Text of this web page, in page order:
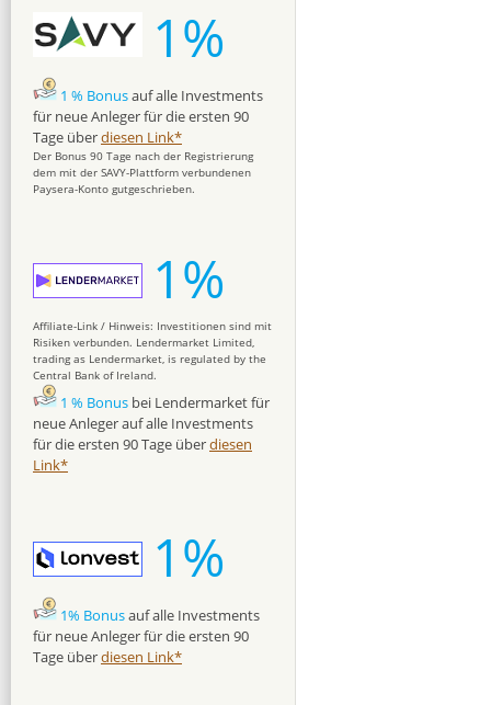
1%
1 % Bonusauf alle Investments
für neue Anleger für die ersten 90
Tage überdiesen Link*
Der Bonus 90 Tage nach der Registrierung
dem mit der SAVY-Plattform verbundenen
Paysera-Konto gutgeschrieben.
1%
Affiliate-Link / Hinweis: Investitionen sind mit
Risiken verbunden. Lendermarket Limited,
trading as Lendermarket, is regulated by the
Central Bank of Ireland.
1 % Bonus bei Lendermarket für
neue Anleger auf alle Investments
für die ersten 90 Tage überdiesen
Link*
1%
1% Bonusauf alle Investments
für neue Anleger für die ersten 90
Tage überdiesen Link*